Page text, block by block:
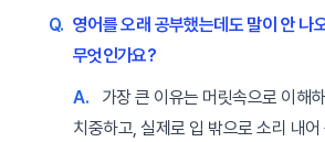
Q. 영어를 오래 공부했는데도 말이 안 나
무엇인가요?
A.
가장 큰 이유는 머릿속으로 이해
치중하고, 실제로 입 밖으로 소리 내